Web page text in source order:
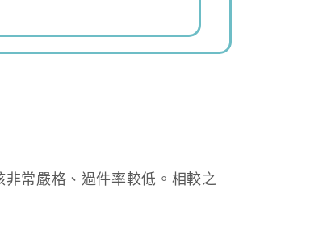
常嚴格、過件率較低。相較之